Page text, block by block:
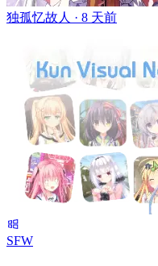
独孤忆故人 · 8 天前
SFW